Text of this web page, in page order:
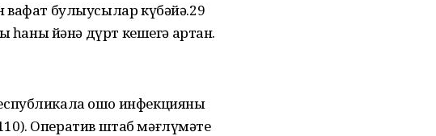
булыусылар күбәйә.29
һаны йәнә дүрт кешегә артҡан.
ошо инфекцияны
Оператив штаб мәғлүмәте